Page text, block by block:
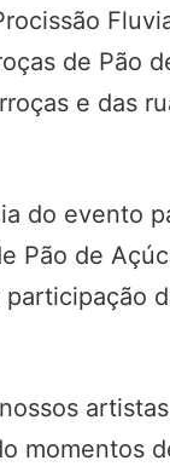
de Pão
e das
do evento
Pão de
momentos